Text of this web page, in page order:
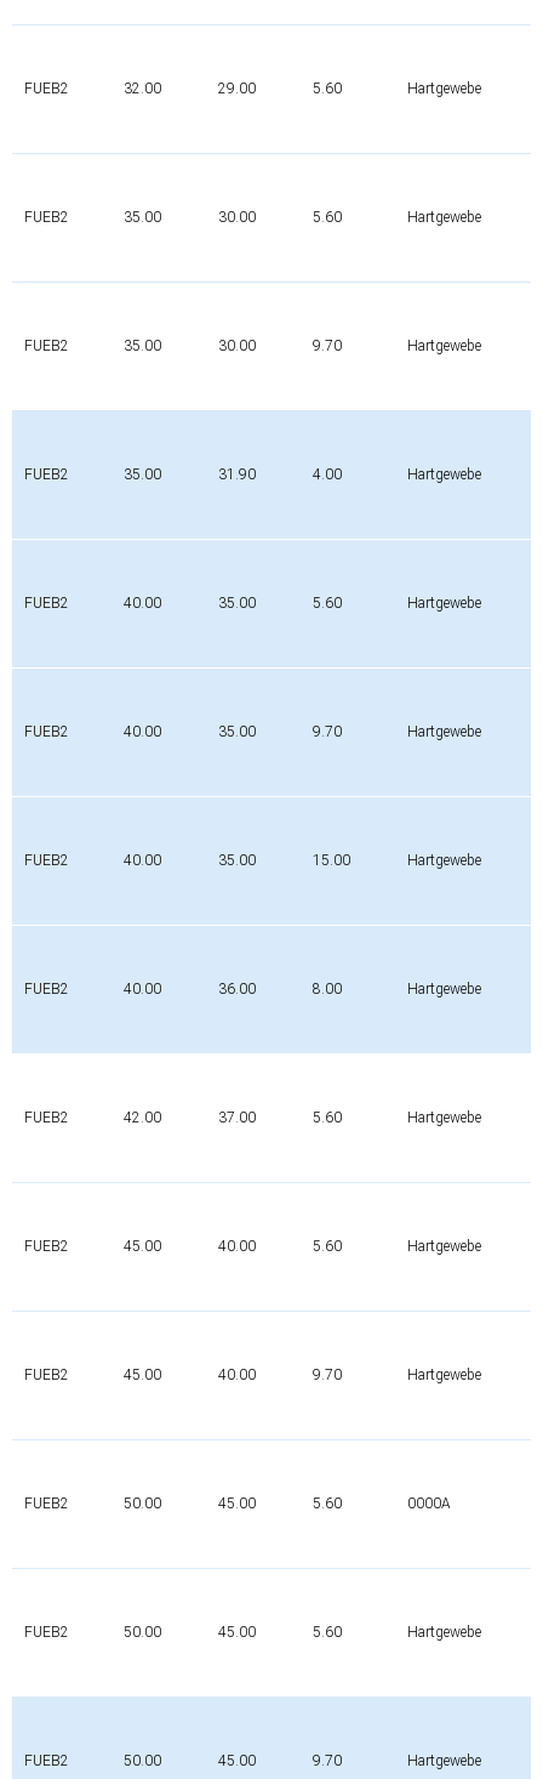
FUEB2 32.00 29.00 5.60 Hartgewebe
FUEB2 35.00 30.00 5.60 Hartgewebe
FUEB2 35.00 30.00 9.70 Hartgewebe
FUEB2 35.00 31.90 4.00 Hartgewebe
FUEB2 40.00 35.00 5.60 Hartgewebe
FUEB2 40.00 35.00 9.70 Hartgewebe
FUEB2 40.00 35.00 15.00 Hartgewebe
FUEB2 40.00 36.00 8.00 Hartgewebe
FUEB2 42.00 37.00 5.60 Hartgewebe
FUEB2 45.00 40.00 5.60 Hartgewebe
FUEB2 45.00 40.00 9.70 Hartgewebe
FUEB2 50.00 45.00 5.60 0000A
FUEB2 50.00 45.00 5.60 Hartgewebe
FUEB2 50.00 45.00 9.70 Hartgewebe